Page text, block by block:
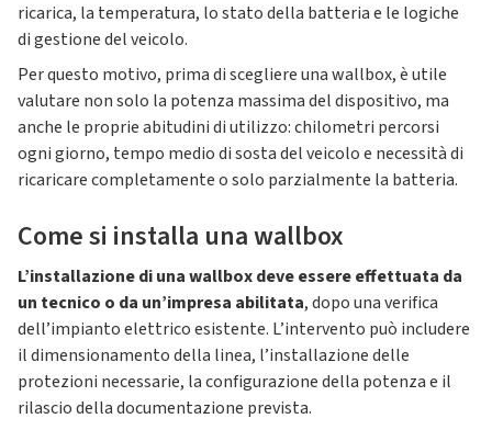
ricarica, la temperatura, lo stato della batteria e le logiche
di gestione del veicolo.
Per questo motivo, prima di scegliere una wallbox, è utile
valutare non solo la potenza massima del dispositivo, ma
anche le proprie abitudini di utilizzo: chilometri percorsi
ogni giorno, tempo medio di sosta del veicolo e necessità di
ricaricare completamente o solo parzialmente la batteria.
Come si installa una wallbox
L’installazione di una wallbox deve essere effettuata da
un tecnico o da un’impresa abilitata, dopo una verifica
dell’impianto elettrico esistente. L’intervento può includere
il dimensionamento della linea, l’installazione delle
protezioni necessarie, la configurazione della potenza e il
rilascio della documentazione prevista.